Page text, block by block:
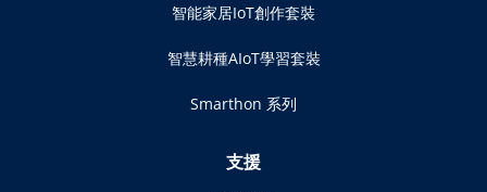
智能家居IoT創作套裝
智慧耕種AIoT學習套裝
Smarthon 系列
支援